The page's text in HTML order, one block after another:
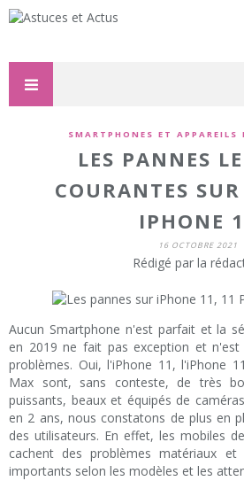
SMARTPHONES ET APPAREILS
LES PANNES
COURANTES
IPHONE
16 OCTOBRE 2021
Rédigé par la
Aucun Smartphone n'est parfait et la
en 2019 ne fait pas exception et
problèmes. Oui, l'iPhone 11, l'iPhone
Max sont, sans conteste, de très
puissants, beaux et équipés de
en 2 ans, nous constatons de plus en
des utilisateurs. En effet, les mobiles
cachent des problèmes matériaux
importants selon les modèles et les